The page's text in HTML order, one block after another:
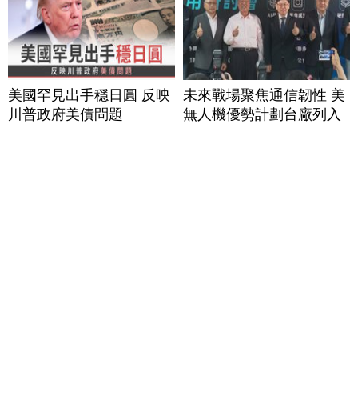
美國罕見出手穩日圓 反映
川普政府美債問題
未來戰場聚焦通信韌性 美
無人機優勢計劃台廠列入